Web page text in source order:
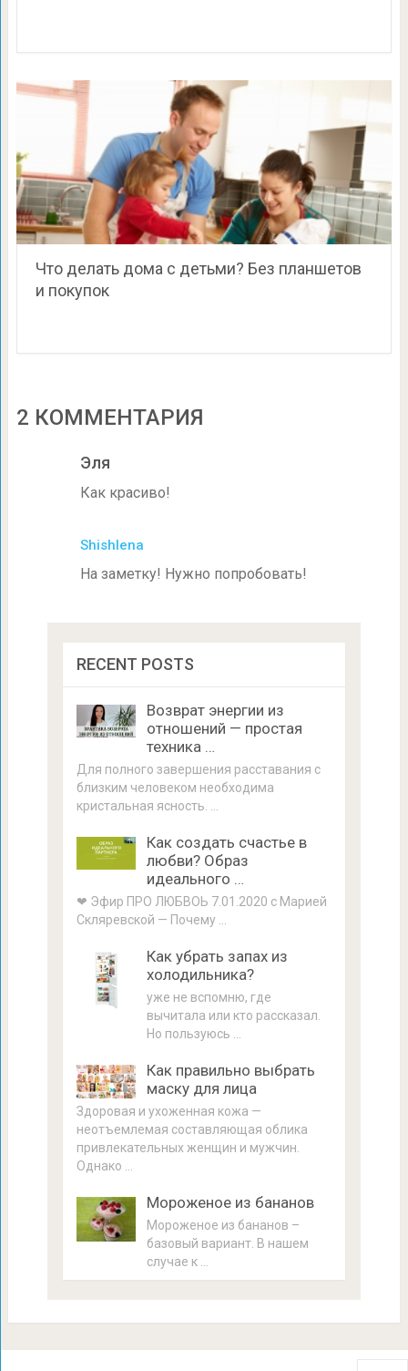
Что делать дома с детьми? Без планшетов
и покупок
2 КОММЕНТАРИЯ
Эля
Как красиво!
Shishlena
На заметку! Нужно попробовать!
RECENT POSTS
Возврат энергии из
отношений — простая
техника …
Для полного завершения расставания с
близким человеком необходима
кристальная ясность. …
Как создать счастье в
любви? Образ
идеального …
❤ Эфир ПРО ЛЮБВОЬ 7.01.2020 с Марией
Скляревской — Почему …
Как убрать запах из
холодильника?
уже не вспомню, где
вычитала или кто рассказал.
Но пользуюсь …
Как правильно выбрать
маску для лица
Здоровая и ухоженная кожа —
неотъемлемая составляющая облика
привлекательных женщин и мужчин.
Однако …
Мороженое из бананов
Мороженое из бананов –
базовый вариант. В нашем
случае к …